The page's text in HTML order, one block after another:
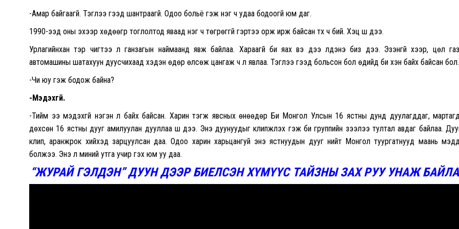
-Амар байгаагүй. Тэглээ гээд шантраагүй. Одоо больё гэж нэг ч удаа бодоогүй юм даг.
1990-ээд оны эхээр хөдөөгүүр тоглолтод яваад нэг ч төгрөггүй гэртээ орж ирж байсан түүх ч бий. Хэцүү шүү дээ.
Урлагийнхан тэр чигтээ л ганзагын наймаанд явж байлаа. Хараагүй би яах вэ дээ үлдэнэ биз дээ. Эзэнгүй хээр, цөл
автомашины шатахуун дуусчихаад хэдэн өдөр өлсөж цангаж ч л явлаа. Тэглээ гээд больсон бол өдийд би хэн байх байсан бол.
-Чи юу гэж бодож байна?
-Мэдэхгүй.
-Тийм ээ мэдэхгүй нэгэн л байх байсан. Харин тэгж явсных өнөөдөр Би Монгол Улсын 16 ястны дунд дуулагддаг,
дөхсөн 16 ястны дууг амилуулан дууллаа шүү дээ. Энэ дуунуудыгклипжүүлэх гэж би группийн зээлээ тултал авдаг байлаа.
клип,аранжрок хийхэд зарцуулсан даа. Одоо харин харьцангуй энэ ястнуудын дууг нийт Монгол туургатнууд маань
болжээ. Энэ л миний утга учир гэх юм уу даа.
“ЖУРАЙГЭЛДЭН” ДУУН ДЭЭР БИЕЛСЭН ХҮМҮҮС ТАЙЗНЫ ЗАХ РУУ УНАЖ